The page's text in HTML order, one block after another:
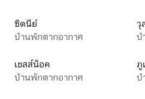
ซิดนีย์
บ้านพักตากอากาศ
วุ
บ้
เชสส์น็อค
บ้านพักตากอากาศ
ภู
บ้